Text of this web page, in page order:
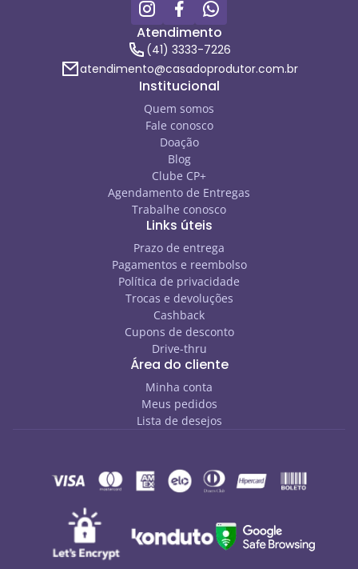
Atendimento
(41) 3333-7226
atendimento@casadoprodutor.com.br
Institucional
Quem somos
Fale conosco
Doação
Blog
Clube CP+
Agendamento de Entregas
Trabalhe conosco
Links úteis
Prazo de entrega
Pagamentos e reembolso
Política de privacidade
Trocas e devoluções
Cashback
Cupons de desconto
Drive-thru
Área do cliente
Minha conta
Meus pedidos
Lista de desejos